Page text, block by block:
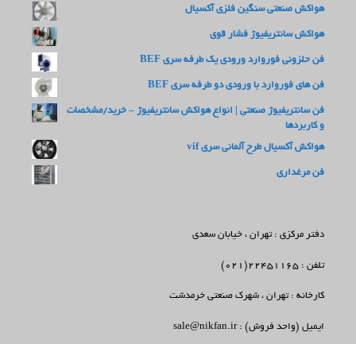
هواکش صنعتی سنگین فلزی آکسیال
هواکش سانتریفیوژ فشار قوی
فن حلزونی فوروارد ورودی یک طرفه سری BEF
فن های فوروارد با ورودی دو طرفه سری BEF
فن سانتریفیوژ صنعتی | انواع هواکش سانتریفیوژ – خرید/مشخصات
و کاربردها
هواکش آکسیال طرح آلمانی سری vif
فن مرغداری
دفتر مرکزی : تهران ، خیابان سعدی
تلفن : 22451165(021)
کارخانه : تهران ، شهرک صنعتی خرمدشت
ایمیل (واحد فروش) : sale@nikfan.ir